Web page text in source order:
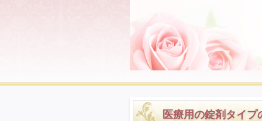
医療用の錠剤タイプ